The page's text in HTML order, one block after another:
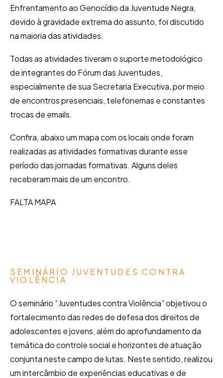
Enfrentamento ao Genocídio da Juventude Negra,
devido à gravidade extrema do assunto, foi discutido
na maioria das atividades.
Todas as atividades tiveram o suporte metodológico
de integrantes do Fórum das Juventudes,
especialmente de sua Secretaria Executiva, por meio
de encontros presenciais, telefonemas e constantes
trocas de e­mails.
Confira, abaixo um mapa com os locais onde foram
realizadas as atividades formativas durante esse
período das jornadas formativas. Alguns deles
receberam mais de um encontro.
FALTA MAPA
SEMINÁRIO JUVENTUDES CONTRA
VIOLÊNCIA
O seminário “Juventudes contra Violência” objetivou o
fortalecimento das redes de defesa dos direitos de
adolescentes e jovens, além do aprofundamento da
temática do controle social e horizontes de atuação
conjunta neste campo de lutas. Neste sentido, realizou
um intercâmbio de experiências educativas e de